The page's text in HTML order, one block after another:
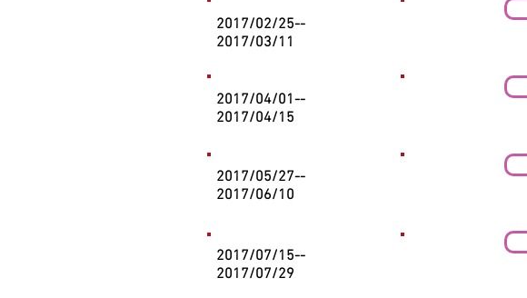
2017/02/25--
2017/03/11
2017/04/01--
2017/04/15
2017/05/27--
2017/06/10
2017/07/15--
2017/07/29